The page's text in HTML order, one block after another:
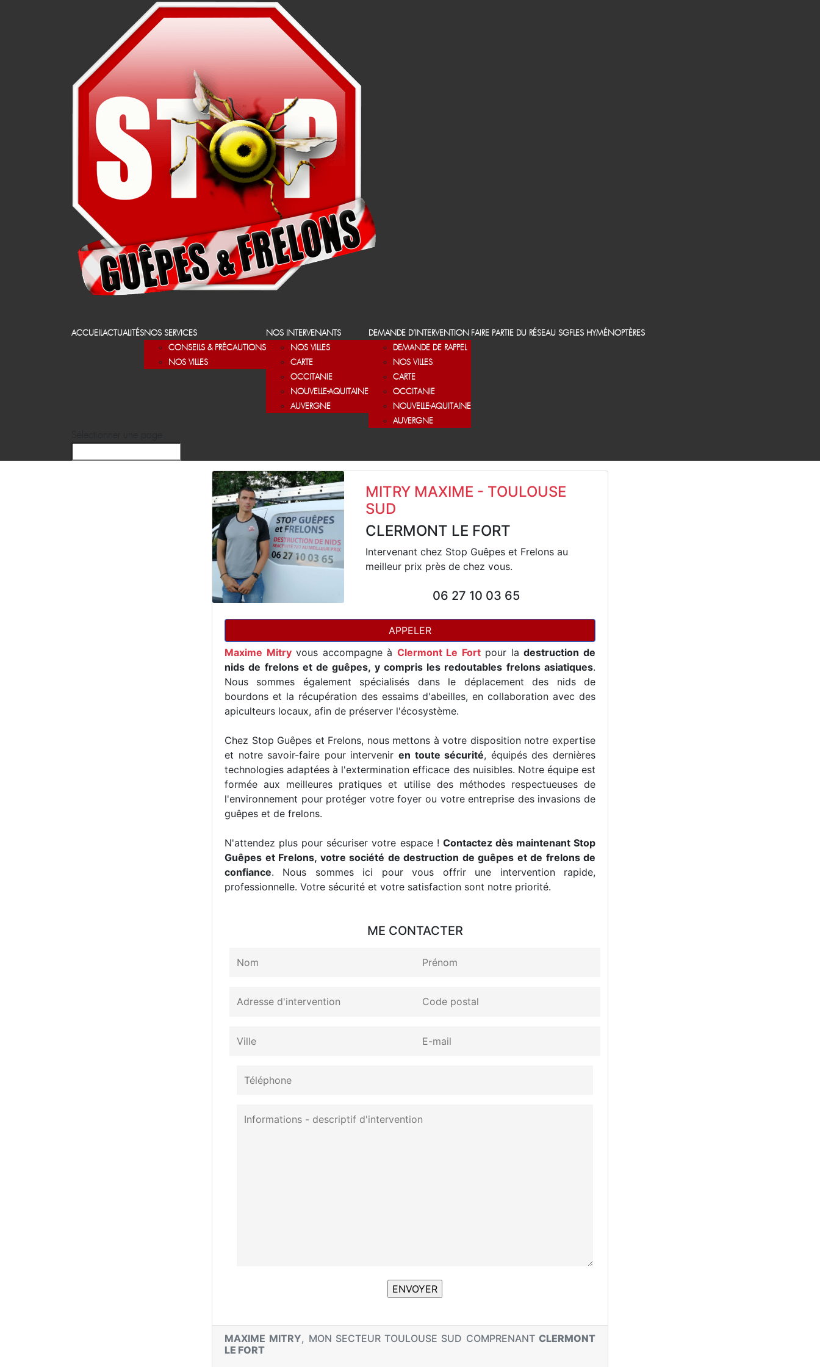
ACCUEILACTUALITÉSNOS SERVICES
CONSEILS & PRÉCAUTIONS
NOS VILLES
NOS INTERVENANTS
NOS VILLES
CARTE
OCCITANIE
NOUVELLE-AQUITAINE
AUVERGNE
DEMANDE D’INTERVENTION
DEMANDE DE RAPPEL
NOS VILLES
CARTE
OCCITANIE
NOUVELLE-AQUITAINE
AUVERGNE
FAIRE PARTIE DU RÉSEAU SGFLES HYMÉNOPTÈRES
MITRY MAXIME - TOULOUSE
SUD
CLERMONT LE FORT
Intervenant chez Stop Guêpes et Frelons au
meilleur prix près de chez vous.
06 27 10 03 65
APPELER
Maxime Mitryvous accompagne à Clermont Le Fortpour ladestruction de
nids de frelons et de guêpes, y compris les redoutables frelons asiatiques.
Nous sommes également spécialisés dans le déplacement des nids de
bourdons et la récupération des essaims d'abeilles, en collaboration avec des
apiculteurs locaux, afin de préserver l'écosystème.
Chez Stop Guêpes et Frelons, nous mettons à votre disposition notre expertise
et notre savoir-faire pour intervenir en toute sécurité, équipés des dernières
technologies adaptées à l'extermination efficace des nuisibles. Notre équipe est
formée aux meilleures pratiques et utilise des méthodes respectueuses de
l'environnement pour protéger votre foyer ou votre entreprise des invasions de
guêpes et de frelons.
N'attendez plus pour sécuriser votre espace ! Contactez dès maintenant Stop
Guêpes et Frelons, votre société de destruction de guêpes et de frelons de
confiance. Nous sommes ici pour vous offrir une intervention rapide,
professionnelle. Votre sécurité et votre satisfaction sont notre priorité.
ME CONTACTER
MAXIME MITRY, MON SECTEUR TOULOUSE SUD COMPRENANTCLERMONT
LE FORT